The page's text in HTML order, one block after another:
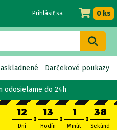
odosielame do 24h
Prihlásiť sa 0 ks
Darčekové poukazy
12
Dní
:
13
Hodín
:
1
Minút
:
37
Sekúnd